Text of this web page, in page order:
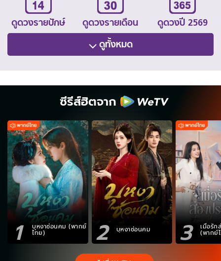
ดูดวงรายปักษ์ ดูดวงรายเดือน ดูดวงปี 2569
ดูทั้งหมด
ซีรีส์ฮิตจาก
1 บุหงาซ่อนคม (พากย์
ไทย) 2 บุหงาซ่อนคม 3 เมื่อรัก
(พากย์